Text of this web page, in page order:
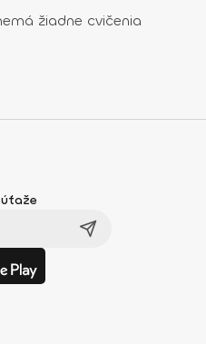
žiadne cvičenia